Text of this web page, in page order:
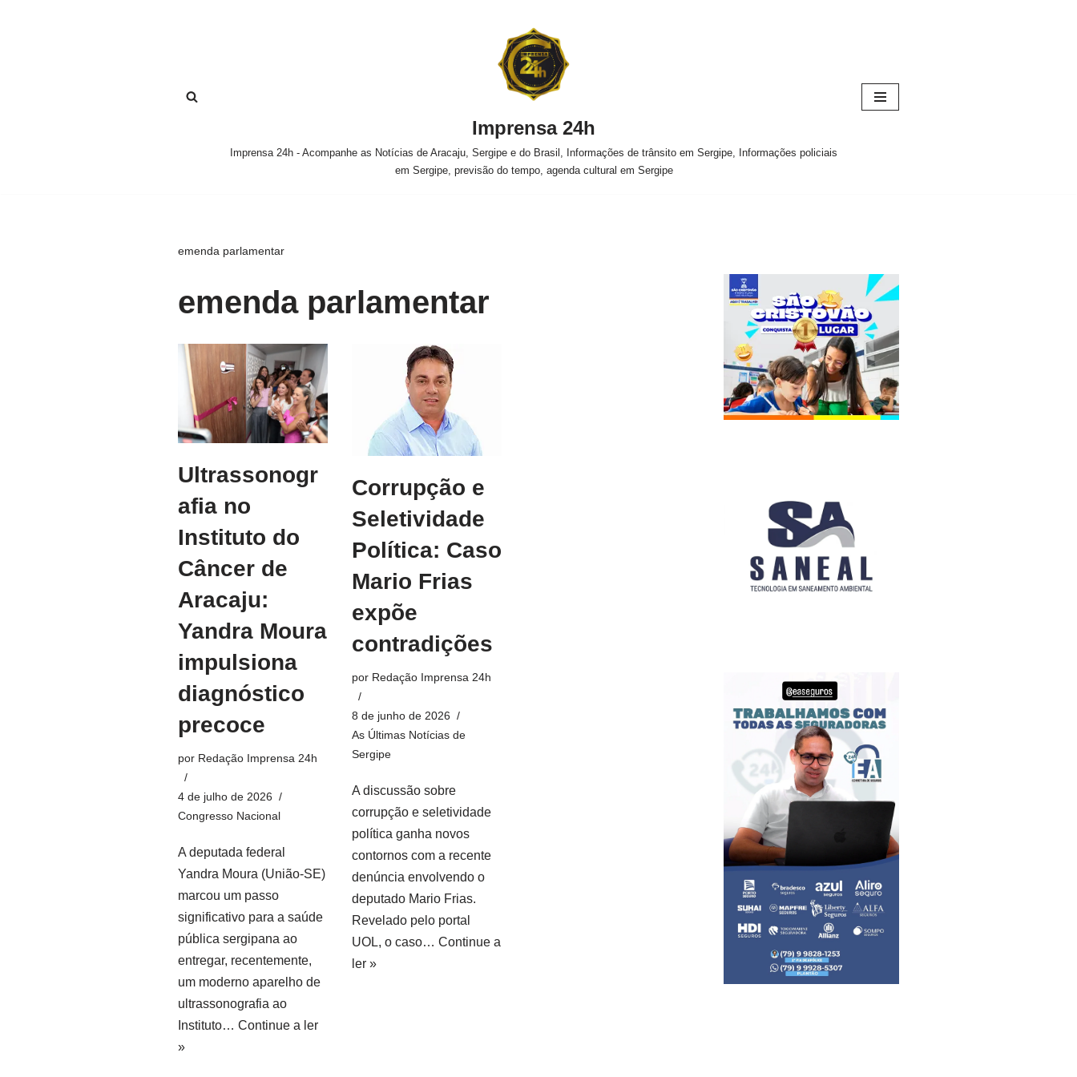
Imprensa 24h
Imprensa 24h - Acompanhe as Notícias de Aracaju, Sergipe e do Brasil, Informações de trânsito em Sergipe, Informações policiais
em Sergipe, previsão do tempo, agenda cultural em Sergipe
emenda parlamentar
emenda parlamentar
Ultrassonogr
afia no
Instituto do
Câncer de
Aracaju:
Yandra Moura
impulsiona
diagnóstico
precoce
por Redação Imprensa 24h
4 de julho de 2026
Congresso Nacional
A deputada federal
Yandra Moura (União-SE)
marcou um passo
significativo para a saúde
pública sergipana ao
entregar, recentemente,
um moderno aparelho de
ultrassonografia ao
Instituto… Continue a ler
»
Corrupção e
Seletividade
Política: Caso
Mario Frias
expõe
contradições
por Redação Imprensa 24h
8 de junho de 2026
As Últimas Notícias de
Sergipe
A discussão sobre
corrupção e seletividade
política ganha novos
contornos com a recente
denúncia envolvendo o
deputado Mario Frias.
Revelado pelo portal
UOL, o caso… Continue a
ler »